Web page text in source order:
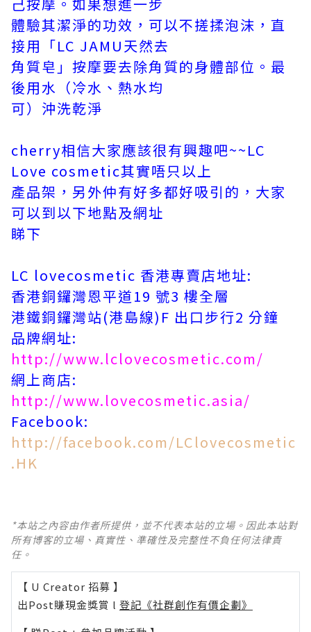
體驗其潔淨的功效，可以不搓揉泡沫，直
接用「LC JAMU天然去
角質皂」按摩要去除角質的身體部位。最
後用水（冷水、熱水均
可）沖洗乾淨
cherry相信大家應該很有興趣吧~~LC
Love cosmetic其實唔只以上
產品架，另外仲有好多都好吸引的，大家
可以到以下地點及網址
睇下
LC lovecosmetic 香港專賣店地址:
香港銅鑼灣恩平道19 號3 樓全層
港鐵銅鑼灣站(港島線)F 出口步行2 分鐘
品牌網址:
http://www.lclovecosmetic.com/
網上商店:
http://www.lovecosmetic.asia/
Facebook:
http://facebook.com/LClovecosmetic
.HK
*本站之內容由作者所提供，並不代表本站的立場。因此本站對
所有博客的立場、真實性、準確性及完整性不負任何法律責
任。
【 U Creator 招募 】
出Post賺現金獎賞 l 登記《社群創作有價企劃》